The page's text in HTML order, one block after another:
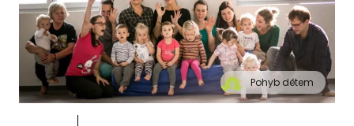
" alt="Cvičení pro děti "Pohyb dětem", Praha 2,
Pohyb dětem